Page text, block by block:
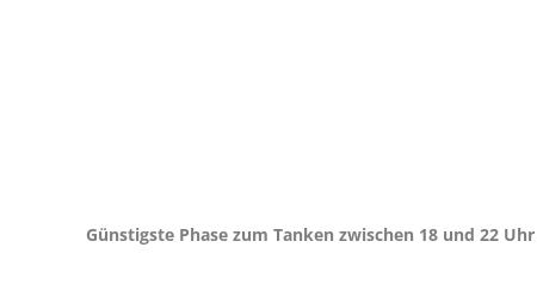
Günstigste Phase zum Tanken zwischen 18 und 22